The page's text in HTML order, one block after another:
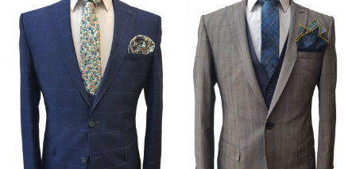
Add to
wishlist
Add to
wishlist